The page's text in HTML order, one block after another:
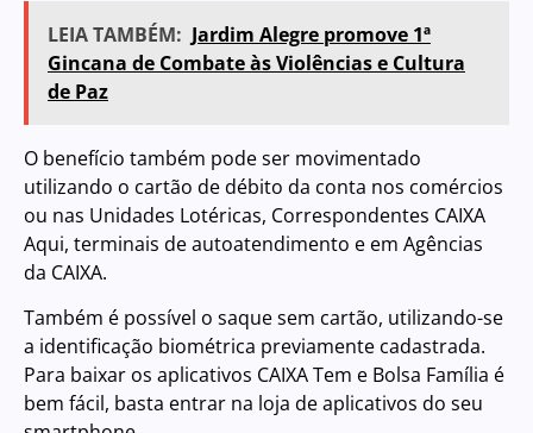
LEIA TAMBÉM: Jardim Alegre promove 1ª
Gincana de Combate às Violências e Cultura
de Paz
O benefício também pode ser movimentado
utilizando o cartão de débito da conta nos comércios
ou nas Unidades Lotéricas, Correspondentes CAIXA
Aqui, terminais de autoatendimento e em Agências
da CAIXA.
Também é possível o saque sem cartão, utilizando-se
a identificação biométrica previamente cadastrada.
Para baixar os aplicativos CAIXA Tem e Bolsa Família é
bem fácil, basta entrar na loja de aplicativos do seu